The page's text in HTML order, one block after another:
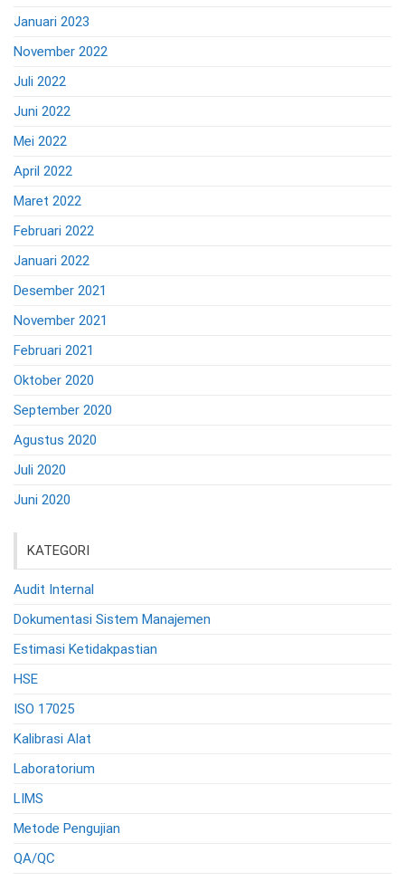
Januari 2023
November 2022
Juli 2022
Juni 2022
Mei 2022
April 2022
Maret 2022
Februari 2022
Januari 2022
Desember 2021
November 2021
Februari 2021
Oktober 2020
September 2020
Agustus 2020
Juli 2020
Juni 2020
KATEGORI
Audit Internal
Dokumentasi Sistem Manajemen
Estimasi Ketidakpastian
HSE
ISO 17025
Kalibrasi Alat
Laboratorium
LIMS
Metode Pengujian
QA/QC